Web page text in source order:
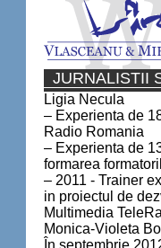
JURNALISTII
Ligia Necula
– Experienta de
Radio Romania
– Experienta de
formarea
– 2011 - Trainer
in proiectul de
Multimedia
Monica-Violeta